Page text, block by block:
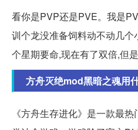
看你是PVP还是PVE。我是
训个龙没准备饲料动不动几
个星期要命,现在有了双倍,但是
方舟灭绝mod黑暗之魂用
《方舟生存进化》是一款最